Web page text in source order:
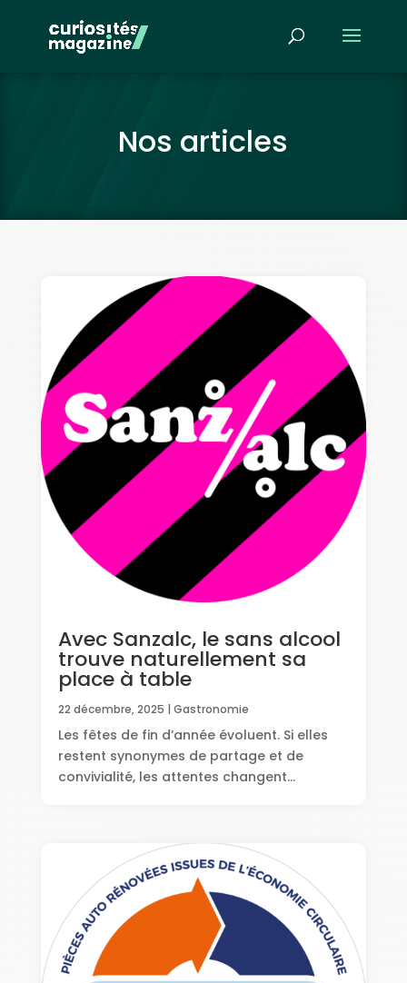
Nos articles
Avec Sanzalc, le sans alcool
trouve naturellement sa
place à table
22 décembre, 2025 | Gastronomie
Les fêtes de fin d’année évoluent. Si elles
restent synonymes de partage et de
convivialité, les attentes changent...